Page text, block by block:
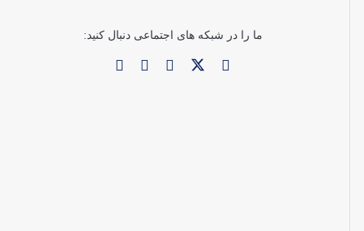
ما را در شبکه های اجتماعی دنبال کنید: